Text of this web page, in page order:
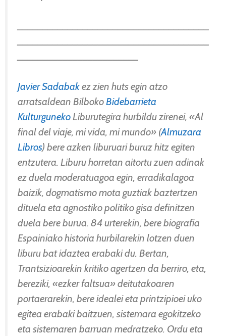
Javier Sadabakez zien huts egin atzo
arratsaldean BilbokoBidebarrieta
KulturgunekoLiburutegira hurbildu zirenei, «Al
final del viaje, mi vida, mi mundo» (Almuzara
Libros) bere azken liburuari buruz hitz egiten
entzutera. Liburu horretan aitortu zuen adinak
ez duela moderatuagoa egin, erradikalagoa
baizik, dogmatismo mota guztiak baztertzen
dituela eta agnostiko politiko gisa definitzen
duela bere burua. 84 urterekin, bere biografia
Espainiako historia hurbilarekin lotzen duen
liburu bat idaztea erabaki du. Bertan,
Trantsizioarekin kritiko agertzen da berriro, eta,
bereziki, «ezker faltsua» deitutakoaren
portaerarekin, bere idealei eta printzipioei uko
egitea erabaki baitzuen, sistemara egokitzeko
eta sistemaren barruan medratzeko. Ordu eta